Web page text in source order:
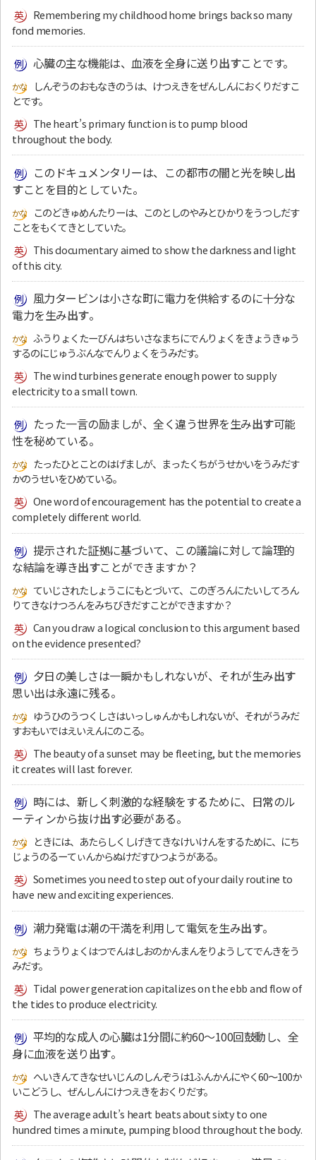
Remembering my childhood home brings back so many
fond memories.
心臓の主な機能は、血液を全身に送り出すことです。
しんぞうのおもなきのうは、けつえきをぜんしんにおくりだすこ
とです。
The heart’s primary function is to pump blood
throughout the body.
このドキュメンタリーは、この都市の闇と光を映し出
すことを目的としていた。
このどきゅめんたりーは、このとしのやみとひかりをうつしだす
ことをもくてきとしていた。
This documentary aimed to show the darkness and light
of this city.
風力タービンは小さな町に電力を供給するのに十分な
電力を生み出す。
ふうりょくたーびんはちいさなまちにでんりょくをきょうきゅう
するのにじゅうぶんなでんりょくをうみだす。
The wind turbines generate enough power to supply
electricity to a small town.
たった一言の励ましが、全く違う世界を生み出す可能
性を秘めている。
たったひとことのはげましが、まったくちがうせかいをうみだす
かのうせいをひめている。
One word of encouragement has the potential to create a
completely different world.
提示された証拠に基づいて、この議論に対して論理的
な結論を導き出すことができますか？
ていじされたしょうこにもとづいて、このぎろんにたいしてろん
りてきなけつろんをみちびきだすことができますか？
Can you draw a logical conclusion to this argument based
on the evidence presented?
夕日の美しさは一瞬かもしれないが、それが生み出す
思い出は永遠に残る。
ゆうひのうつくしさはいっしゅんかもしれないが、それがうみだ
すおもいではえいえんにのこる。
The beauty of a sunset may be fleeting, but the memories
it creates will last forever.
時には、新しく刺激的な経験をするために、日常のル
ーティンから抜け出す必要がある。
ときには、あたらしくしげきてきなけいけんをするために、にち
じょうのるーてぃんからぬけだすひつようがある。
Sometimes you need to step out of your daily routine to
have new and exciting experiences.
潮力発電は潮の干満を利用して電気を生み出す。
ちょうりょくはつでんはしおのかんまんをりようしてでんきをう
みだす。
Tidal power generation capitalizes on the ebb and flow of
the tides to produce electricity.
平均的な成人の心臓は1分間に約60～100回鼓動し、全
身に血液を送り出す。
へいきんてきなせいじんのしんぞうは1ふんかんにやく60～100か
いこどうし、ぜんしんにけつえきをおくりだす。
The average adult’s heart beats about sixty to one
hundred times a minute, pumping blood throughout the body.